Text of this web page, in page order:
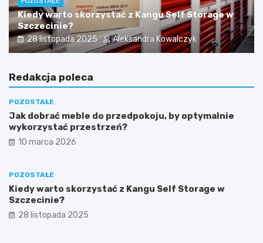
Kiedy warto skorzystać z Kangu Self Storage w
Szczecinie?
28 listopada 2025 Aleksandra Kowalczyk
Redakcja poleca
POZOSTAŁE
Jak dobrać meble do przedpokoju, by optymalnie
wykorzystać przestrzeń?
10 marca 2026
POZOSTAŁE
Kiedy warto skorzystać z Kangu Self Storage w
Szczecinie?
28 listopada 2025